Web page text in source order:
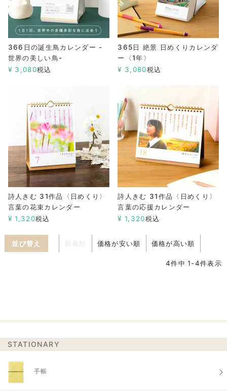
366日の誕生鳥カレンダー -
世界の美しい鳥-
¥ 3,080税込
365日 絶景 日めくりカレンダ
ー〈1年〉
¥ 3,080税込
詩人きむ 31作品〈日めくり〉
言葉の花束カレンダー
¥ 1,320税込
詩人きむ 31作品〈日めくり〉
言葉の応援カレンダー
¥ 1,320税込
並び替え 価格が安い順 価格が高い順
4件中 1-4件表示
STATIONARY
手帳